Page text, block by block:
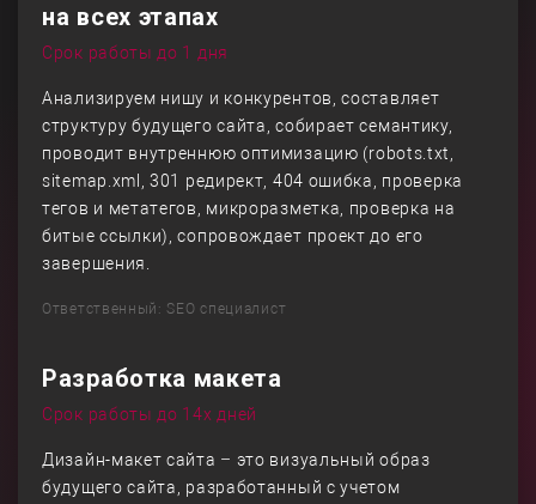
на всех этапах
Срок работы до 1 дня
Анализируем нишу и конкурентов, составляет
структуру будущего сайта, собирает семантику,
проводит внутреннюю оптимизацию (robots.txt,
sitemap.xml, 301 редирект, 404 ошибка, проверка
тегов и метатегов, микроразметка, проверка на
битые ссылки), сопровождает проект до его
завершения.
Ответственный: SEO специалист
Разработка макета
Срок работы до 14х дней
Дизайн-макет сайта – это визуальный образ
будущего сайта, разработанный с учетом